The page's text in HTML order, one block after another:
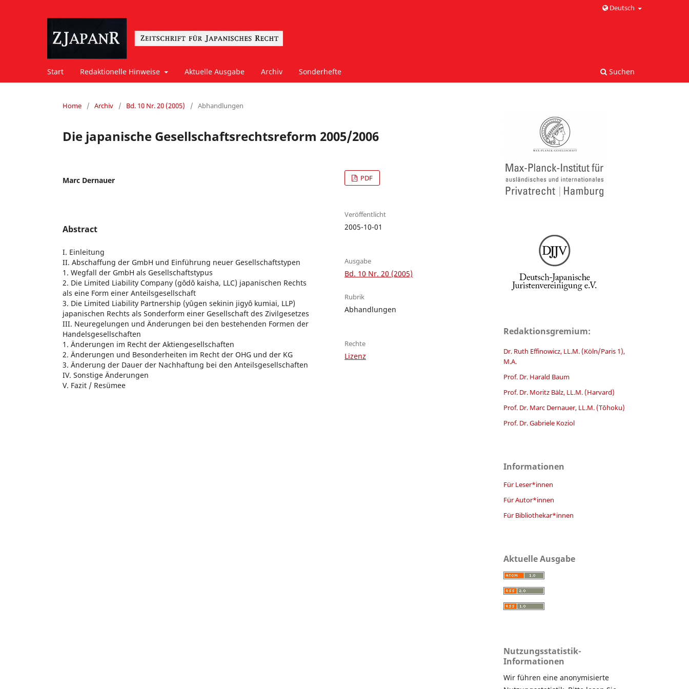
Start Redaktionelle Hinweise Aktuelle Ausgabe Archiv Sonderhefte Suchen
Deutsch
Home / Archiv / Bd. 10 Nr. 20 (2005) / Abhandlungen
Die japanische Gesellschaftsrechtsreform 2005/2006
Marc Dernauer
Abstract
I. Einleitung
II. Abschaffung der GmbH und Einführung neuer Gesellschaftstypen
1. Wegfall der GmbH als Gesellschaftstypus
2. Die Limited Liability Company (gôdô kaisha, LLC) japanischen Rechts
als eine Form einer Anteilsgesellschaft
3. Die Limited Liability Partnership (yûgen sekinin jigyô kumiai, LLP)
japanischen Rechts als Sonderform einer Gesellschaft des Zivilgesetzes
III. Neuregelungen und Änderungen bei den bestehenden Formen der
Handelsgesellschaften
1. Änderungen im Recht der Aktiengesellschaften
2. Änderungen und Besonderheiten im Recht der OHG und der KG
3. Änderung der Dauer der Nachhaftung bei den Anteilsgesellschaften
IV. Sonstige Änderungen
V. Fazit / Resümee
PDF
Veröffentlicht
2005-10-01
Ausgabe
Bd. 10 Nr. 20 (2005)
Rubrik
Abhandlungen
Rechte
Lizenz
Redaktionsgremium:
Dr. Ruth Effinowicz, LL.M. (Köln/Paris 1),
M.A.
Prof. Dr. Harald Baum
Prof. Dr. Moritz Bälz, LL.M. (Harvard)
Prof. Dr. Marc Dernauer, LL.M. (Tōhoku)
Prof. Dr. Gabriele Koziol
Informationen
Für Leser*innen
Für Autor*innen
Für Bibliothekar*innen
Aktuelle Ausgabe
Nutzungsstatistik-
Informationen
Wir führen eine anonymisierte